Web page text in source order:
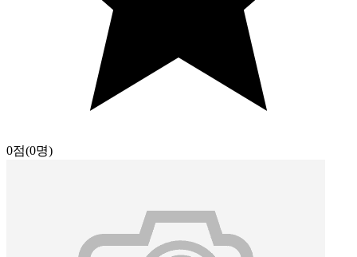
0점(0명)